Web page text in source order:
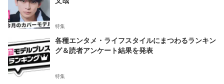
特集
各種エンタメ・ライフスタイルにまつわるランキン
グ＆読者アンケート結果を発表
特集